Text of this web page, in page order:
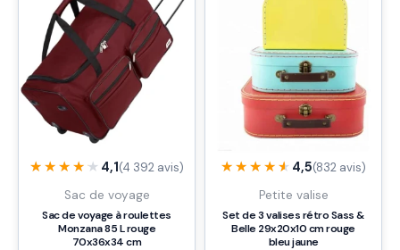
★★★★★
★★★★★ 4,1(4 392 avis)
Sac de voyage
Sac de voyage à roulettes
Monzana 85 L rouge
70x36x34 cm
★★★★★
★★★★★ 4,5(832 avis)
Petite valise
Set de 3 valises rétro Sass &
Belle 29x20x10 cm rouge
bleu jaune